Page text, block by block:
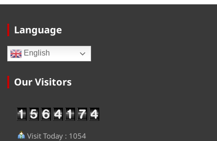
Language
English
Our Visitors
Visit Today : 1054